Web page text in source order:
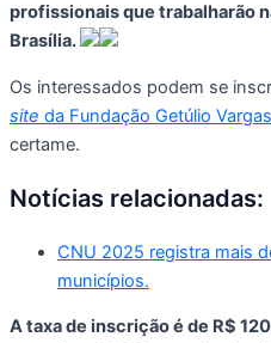
profissionais que trabalharão
Brasília.
Os interessados podem se
site da Fundação Getúlio Vargas
certame.
Notícias relacionadas:
CNU 2025 registra mais
municípios.
A taxa de inscrição é de R$